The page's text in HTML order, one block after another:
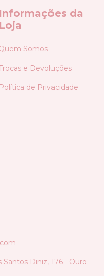
Informações da
Loja
Somos
e Devoluções
Política de Privacidade
Diniz, 176 - Ouro